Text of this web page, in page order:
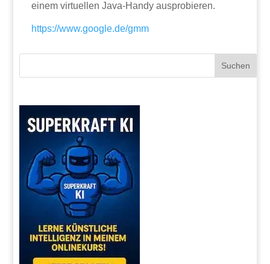
einem virtuellen Java-Handy ausprobieren.
https://www.google.de/gmm